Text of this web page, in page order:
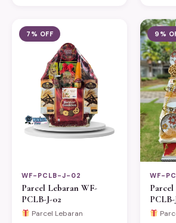
7% OFF
WF-PCLB-J-02
Parcel Lebaran WF-
PCLB-J-02
Parcel Lebaran
9%
WF-
PCLB-